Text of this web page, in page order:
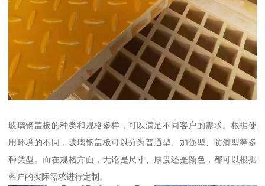
玻璃钢盖板的种类和规格多样，可以满足不同客户的需求。根据使
用环境的不同，玻璃钢盖板可以分为普通型、加强型、防滑型等多
种类型。而在规格方面，无论是尺寸、厚度还是颜色，都可以根据
客户的实际需求进行定制。